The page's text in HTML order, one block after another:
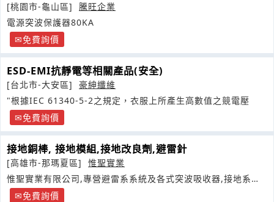
[桃園市-龜山區]
騰旺企業
電源突波保護器80KA
免費詢價
ESD-EMI抗靜電等相關產品(安全)
[台北市-大安區]
豪紳纖維
"根據IEC 61340-5-2之規定，衣服上所產生高數值之競電壓
免費詢價
接地銅棒, 接地模組,接地改良劑,避雷針
[高雄市-那瑪夏區]
惟聖實業
惟聖實業有限公司,專營避雷系系統及各式突波吸收器,接地系統
施工免費詢價